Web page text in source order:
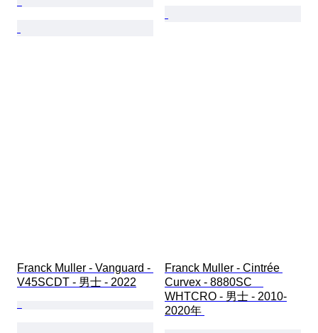
Franck Muller - Vanguard -
V45SCDT - 男士 - 2022
Franck Muller - Cintrée
Curvex - 8880SC
WHTCRO - 男士 - 2010-
2020年